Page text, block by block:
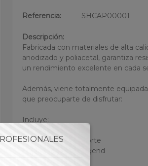
Referencia: SHCAP00001
Descripción:
Fabricada con materiales de alta
anodizado y poliacetal, garantiza
un rendimiento excelente en cada
Además, viene totalmente
que preocuparte de disfrutar:
Incluye:
• Mochila de transporte
• Manguera The Legend
• Boquilla a juego